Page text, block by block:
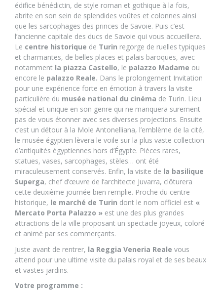
édifice bénédictin, de style roman et gothique à la fois,
abrite en son sein de splendides voûtes et colonnes ainsi
que les sarcophages des princes de Savoie. Puis c’est
l’ancienne capitale des ducs de Savoie qui vous accueillera.
Le centre historique de Turin regorge de ruelles typiques
et charmantes, de belles places et palais baroques, avec
notamment la piazza Castello, le palazzo Madame ou
encore le palazzo Reale. Dans le prolongement Invitation
pour une expérience forte en émotion à travers la visite
particulière du musée national du cinéma de Turin. Lieu
spécial et unique en son genre qui ne manquera surement
pas de vous étonner avec ses diverses projections. Ensuite
c’est un détour à la Mole Antonelliana, l’emblème de la cité,
le musée égyptien lèvera le voile sur la plus vaste collection
d’antiquités égyptiennes hors d’Égypte. Pièces rares,
statues, vases, sarcophages, stèles… ont été
miraculeusement conservés. Enfin, la visite de la basilique
Superga, chef d’œuvre de l’architecte Juvarra, clôturera
cette deuxième journée bien remplie. Proche du centre
historique, le marché de Turin dont le nom officiel est «
Mercato Porta Palazzo » est une des plus grandes
attractions de la ville proposant un spectacle joyeux, coloré
et animé par ses commerçants.
Juste avant de rentrer, la Reggia Veneria Reale vous
attend pour une ultime visite du palais royal et de ses beaux
et vastes jardins.
Votre programme :